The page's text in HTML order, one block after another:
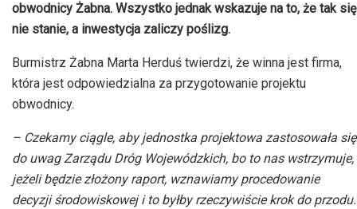
obwodnicy Żabna. Wszystko jednak wskazuje na to, że tak się
nie stanie, a inwestycja zaliczy poślizg.
Burmistrz Żabna Marta Herduś twierdzi, że winna jest firma,
która jest odpowiedzialna za przygotowanie projektu
obwodnicy.
– Czekamy ciągle, aby jednostka projektowa zastosowała się
do uwag Zarządu Dróg Wojewódzkich, bo to nas wstrzymuje,
jeżeli będzie złożony raport, wznawiamy procedowanie
decyzji środowiskowej i to byłby rzeczywiście krok do przodu.